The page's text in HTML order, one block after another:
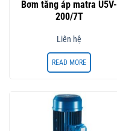
Bơm tăng áp matra U5V-
200/7T
Liên hệ
READ MORE